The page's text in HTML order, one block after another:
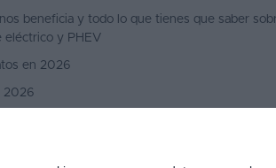
beneficia y todo lo que tienes que saber
eléctrico y PHEV
en 2026
2026
de 25.000 € en 2026